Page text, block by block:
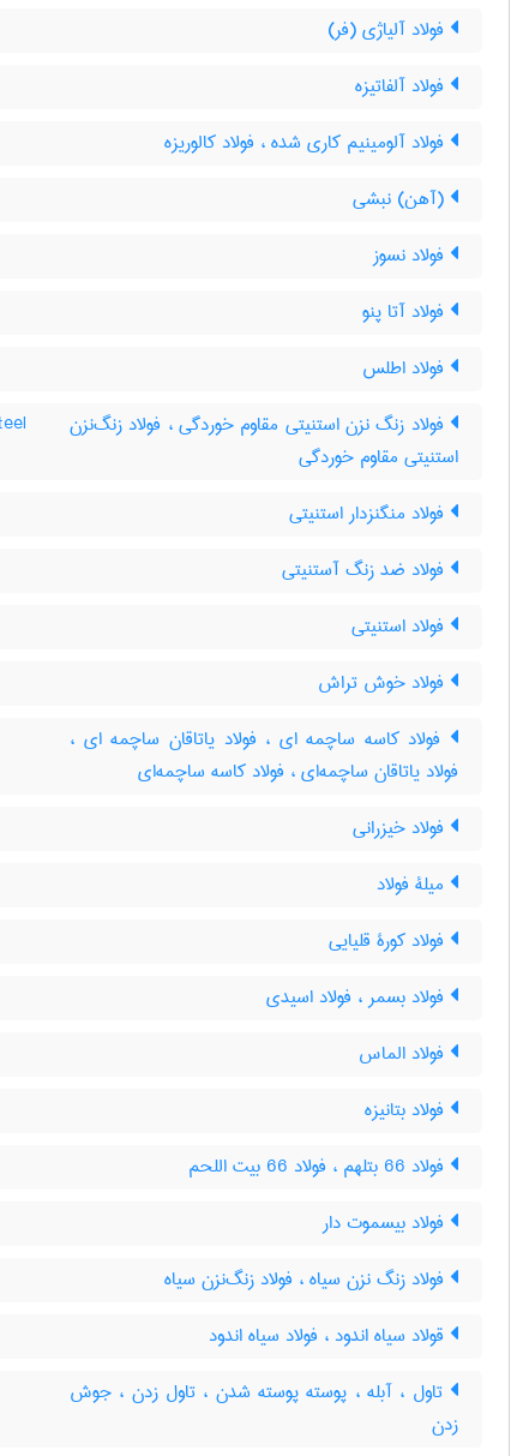
فولاد آلیاژی (فر)
فولاد آلفاتیزه
فولاد آلومینیم کاری شده ، فولاد کالوریزه
(آهن) نبشی
فولاد نسوز
فولاد آتا پنو
فولاد اطلس
فولاد زنگ نزن استنیتی مقاوم خوردگی ، فولاد زنگ‌نزن
استنیتی مقاوم خوردگی
فولاد منگنزدار استنیتی
فولاد ضد زنگ آستنیتی
فولاد استنیتی
فولاد خوش تراش
فولاد کاسه ساچمه ای ، فولاد یاتاقان ساچمه ای ،
فولاد یاتاقان ساچمه‌ای ، فولاد کاسه ساچمه‌ای
فولاد خیزرانی
میلۀ فولاد
فولاد کورۀ قلیایی
فولاد بسمر ، فولاد اسیدی
فولاد الماس
فولاد بتانیزه
فولاد 66 بتلهم ، فولاد 66 بیت اللحم
فولاد بیسموت دار
فولاد زنگ نزن سیاه ، فولاد زنگ‌نزن سیاه
قولاد سیاه اندود ، فولاد سیاه اندود
تاول ، آبله ، پوسته پوسته شدن ، تاول زدن ، جوش
زدن